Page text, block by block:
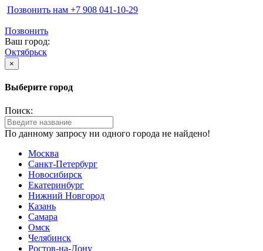
Позвонить нам ‪+7 908 041-10-29
Позвонить
Ваш город:
Октябрьск
×
Выберите город
Поиск:
По данному запросу ни одного города не найдено!
Москва
Санкт-Петербург
Новосибирск
Екатеринбург
Нижний Новгород
Казань
Самара
Омск
Челябинск
Ростов-на-Дону